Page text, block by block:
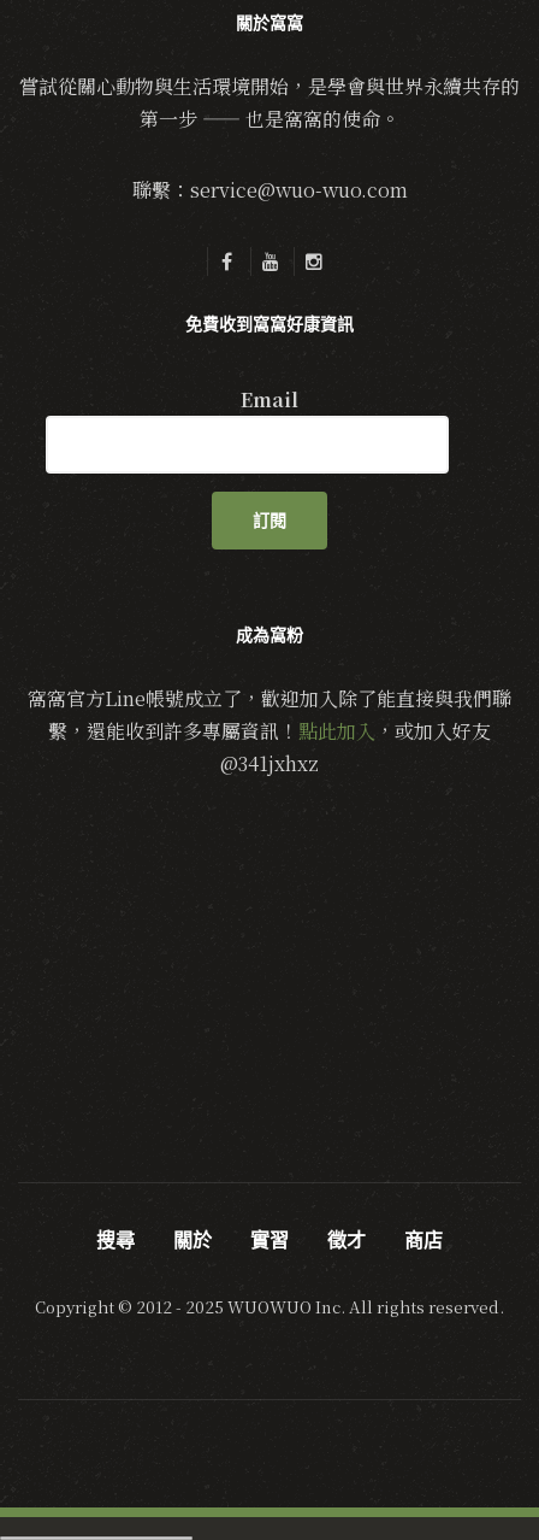
關於窩窩
嘗試從關心動物與生活環境開始，是學會與世界永續共存的
第一步 —— 也是窩窩的使命。
聯繫：service@wuo-wuo.com
免費收到窩窩好康資訊
Email
訂閱
成為窩粉
窩窩官方Line帳號成立了，歡迎加入除了能直接與我們聯
繫，還能收到許多專屬資訊！ 點此加入 ，或加入好友
@341jxhxz
搜尋 關於 實習 徵才 商店
Copyright © 2012 - 2025 WUOWUO Inc. All rights reserved.